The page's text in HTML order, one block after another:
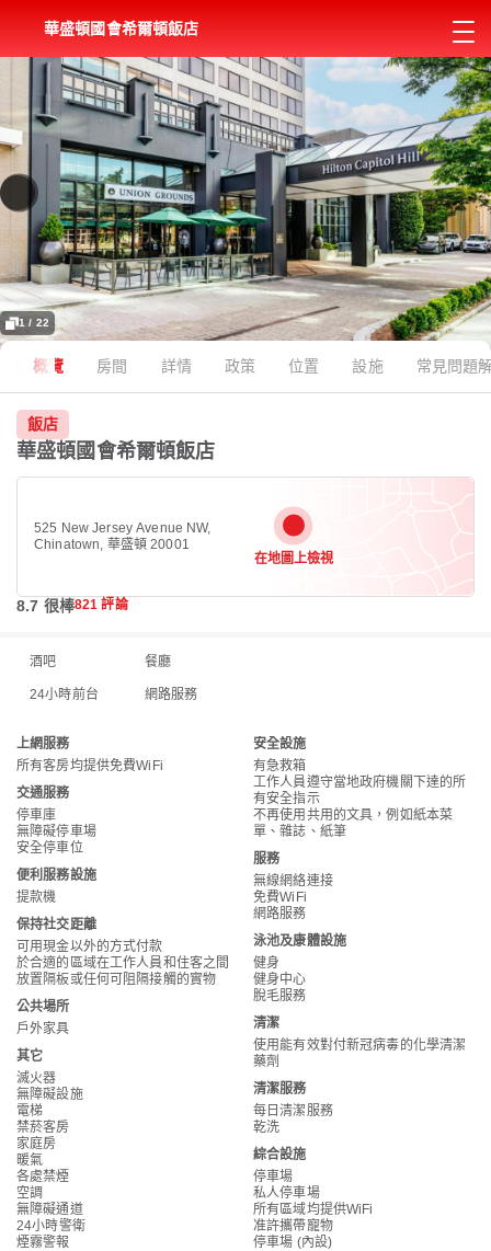
華盛頓國會希爾頓飯店
1 / 22
概覽 房間 詳情 政策 位置 設施 常見問題
飯店
華盛頓國會希爾頓飯店
525 New Jersey Avenue NW,
Chinatown, 華盛頓 20001
在地圖上檢視
8.7 很棒821 評論
酒吧 餐廳
24小時前台 網路服務
上網服務
所有客房均提供免費WiFi
交通服務
停車庫
無障礙停車場
安全停車位
便利服務設施
提款機
保持社交距離
可用現金以外的方式付款
於合適的區域在工作人員和住客之間
放置隔板或任何可阻隔接觸的實物
公共場所
戶外家具
其它
滅火器
無障礙設施
電梯
禁菸客房
家庭房
暖氣
各處禁煙
空調
無障礙通道
24小時警衛
煙霧警報
安全設施
有急救箱
工作人員遵守當地政府機關下達的所
有安全指示
不再使用共用的文具，例如紙本菜
單、雜誌、紙筆
服務
無線網絡連接
免費WiFi
網路服務
泳池及康體設施
健身
健身中心
脫毛服務
清潔
使用能有效對付新冠病毒的化學清潔
藥劑
清潔服務
每日清潔服務
乾洗
綜合設施
停車場
私人停車場
所有區域均提供WiFi
准許攜帶寵物
停車場 (內設)